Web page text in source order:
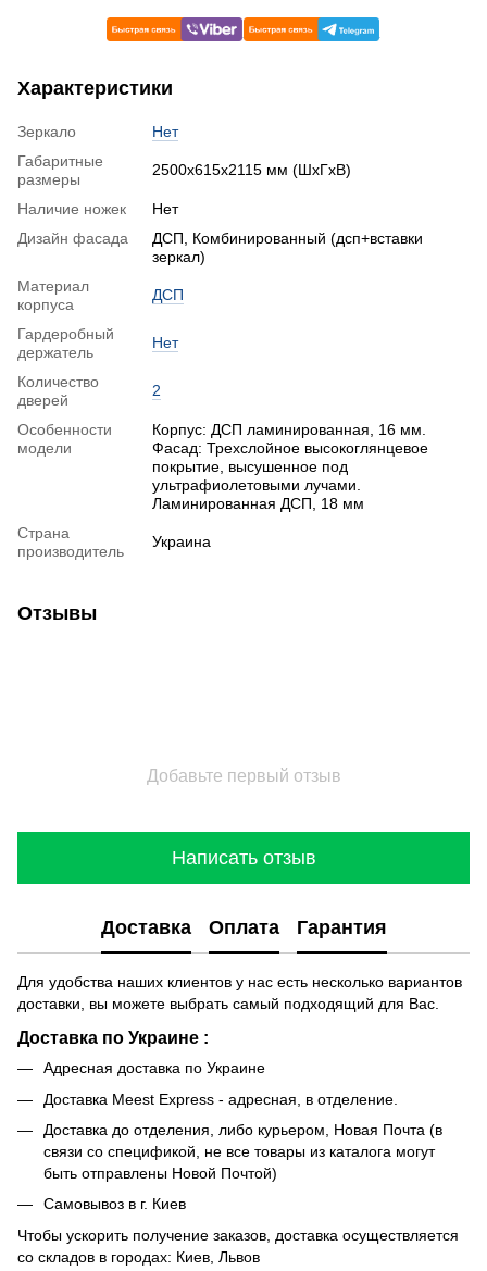
Характеристики
Зеркало
Нет
Габаритные
размеры
2500х615х2115 мм (ШхГхВ)
Наличие ножек
Нет
Дизайн фасада
ДСП, Комбинированный (дсп+вставки
зеркал)
Материал
корпуса
ДСП
Гардеробный
держатель
Нет
Количество
дверей
2
Особенности
модели
Корпус: ДСП ламинированная, 16 мм.
Фасад: Трехслойное высокоглянцевое
покрытие, высушенное под
ультрафиолетовыми лучами.
Ламинированная ДСП, 18 мм
Страна
производитель
Украина
Отзывы
Добавьте первый отзыв
Написать отзыв
Доставка Оплата Гарантия
Для удобства наших клиентов у нас есть несколько вариантов
доставки, вы можете выбрать самый подходящий для Вас.
Доставка по Украине :
Адресная доставка по Украине
Доставка Meest Express - адресная, в отделение.
Доставка до отделения, либо курьером, Новая Почта (в
связи со спецификой, не все товары из каталога могут
быть отправлены Новой Почтой)
Самовывоз в г. Киев
Чтобы ускорить получение заказов, доставка осуществляется
со складов в городах: Киев, Львов